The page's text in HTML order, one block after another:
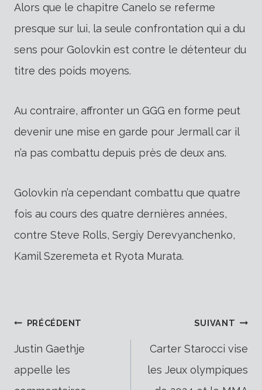
Alors que le chapitre Canelo se referme
presque sur lui, la seule confrontation qui a du
sens pour Golovkin est contre le détenteur du
titre des poids moyens.
Au contraire, affronter un GGG en forme peut
devenir une mise en garde pour Jermall car il
n’a pas combattu depuis près de deux ans.
Golovkin n’a cependant combattu que quatre
fois au cours des quatre dernières années,
contre Steve Rolls, Sergiy Derevyanchenko,
Kamil Szeremeta et Ryota Murata.
Navigation
PRÉCÉDENT
Justin Gaethje
appelle les
SUIVANT
Carter Starocci vise
les Jeux olympiques